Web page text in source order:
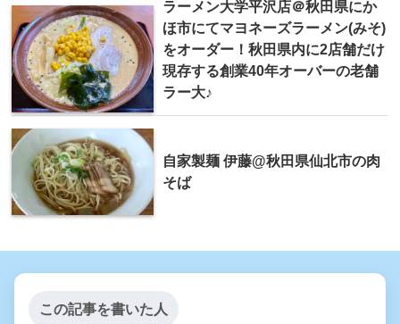
ラーメン大学平沢店＠秋田県にか
ほ市にてマヨネーズラーメン(みそ)
をオーダー！秋田県内に2店舗だけ
現存する創業40年オーバーの老舗
ラー大♪
自家製麺 伊藤@秋田県仙北市の肉
そば
この記事を書いた人